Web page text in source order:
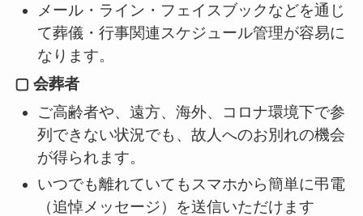
メール・ライン・フェイスブックなどを通じ
て葬儀・行事関連スケジュール管理が容易に
なります。
▢ 会葬者
ご高齢者や、遠方、海外、コロナ環境下で参
列できない状況でも、故人へのお別れの機会
が得られます。
いつでも離れていてもスマホから簡単に弔電
（追悼メッセージ）を送信いただけます